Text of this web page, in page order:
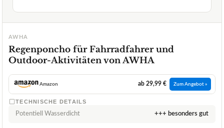
AWHA
Regenponcho für Fahrradfahrer und
Outdoor-Aktivitäten von AWHA
Amazon ab 29,99 € Zum Angebot »
TECHNISCHE DETAILS
Potentiell Wasserdicht +++ besonders gut